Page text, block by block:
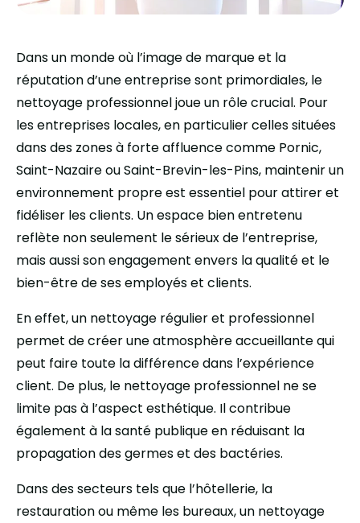
Dans un monde où l’image de marque et la
réputation d’une entreprise sont primordiales, le
nettoyage professionnel joue un rôle crucial. Pour
les entreprises locales, en particulier celles situées
dans des zones à forte affluence comme Pornic,
Saint-Nazaire ou Saint-Brevin-les-Pins, maintenir un
environnement propre est essentiel pour attirer et
fidéliser les clients. Un espace bien entretenu
reflète non seulement le sérieux de l’entreprise,
mais aussi son engagement envers la qualité et le
bien-être de ses employés et clients.
En effet, un nettoyage régulier et professionnel
permet de créer une atmosphère accueillante qui
peut faire toute la différence dans l’expérience
client. De plus, le nettoyage professionnel ne se
limite pas à l’aspect esthétique. Il contribue
également à la santé publique en réduisant la
propagation des germes et des bactéries.
Dans des secteurs tels que l’hôtellerie, la
restauration ou même les bureaux, un nettoyage